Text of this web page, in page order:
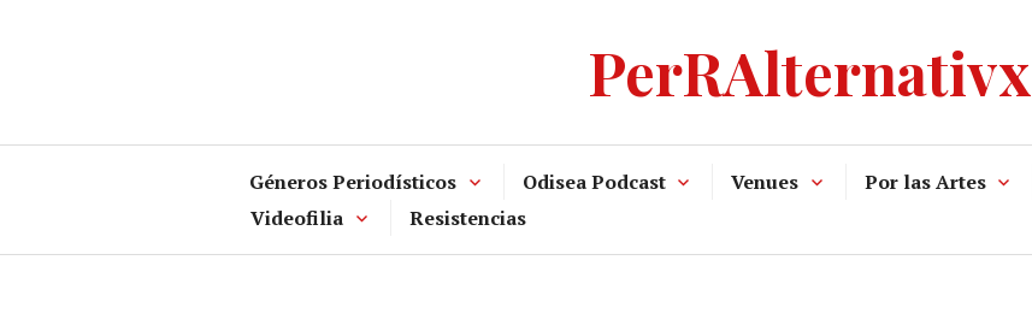
PerRAlternativx
Géneros Periodísticos Odisea Podcast Venues Por las Artes
Videofilia
Resistencias